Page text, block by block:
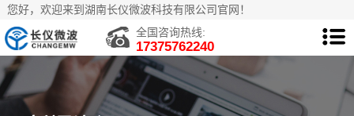
您好，欢迎来到湖南长仪微波科技有限公司官网！
全国咨询热线:
17375762240